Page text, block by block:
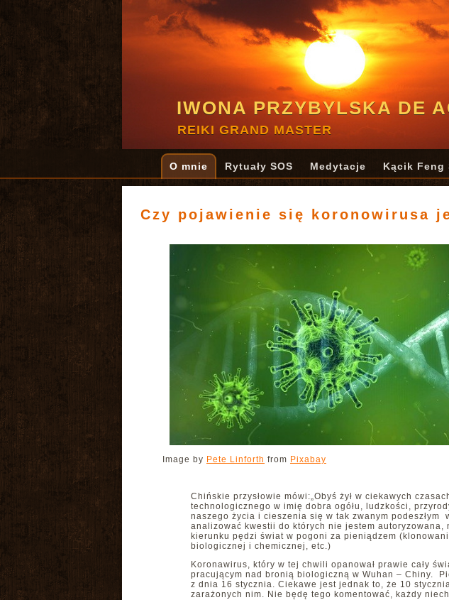
IWONA PRZYBYLSKA DE
REIKI GRAND MASTER
O mnie Rytuały SOS Medytacje Kącik Feng
Czy pojawienie się koronowirusa
Image by Pete Linforth from Pixabay
Chińskie przysłowie mówi:„Obyś żył w ciekawych
technologicznego w imię dobra ogółu, ludzkości,
naszego życia i cieszenia się w tak zwanym podeszłym
analizować kwestii do których nie jestem
kierunku pędzi świat w pogoni za pieniądzem
biologicznej i chemicznej, etc.)
Koronawirus, który w tej chwili opanował prawie cały
pracującym nad bronią biologiczną w Wuhan – Chiny.
z dnia 16 stycznia. Ciekawe jest jednak to, że 10
zarażonych nim. Nie będę tego komentować, każdy